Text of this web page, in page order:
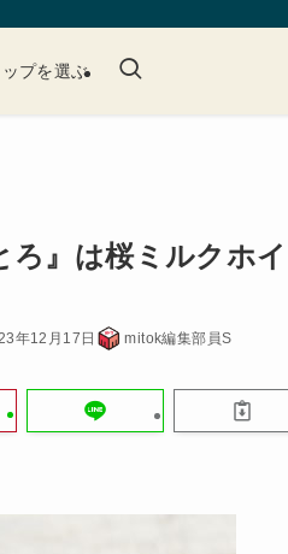
プを選ぶ
』は桜ミルクホイ
年12月17日 mitok編集部員S